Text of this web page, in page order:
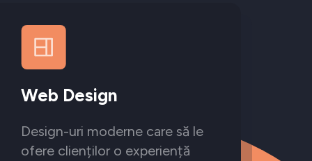
Web Design
Design-uri moderne care să le
ofere clienților o experiență